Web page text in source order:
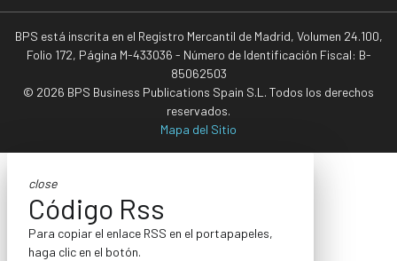
BPS está inscrita en el Registro Mercantil de Madrid, Volumen 24.100,
Folio 172, Página M-433036 - Número de Identificación Fiscal: B-
85062503
© 2026 BPS Business Publications Spain S.L. Todos los derechos
reservados.
Mapa del Sitio
close
Código Rss
Para copiar el enlace RSS en el portapapeles,
haga clic en el botón.